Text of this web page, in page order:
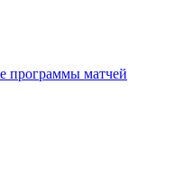
программы матчей